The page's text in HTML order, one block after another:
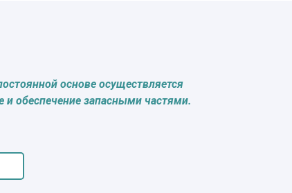
основе осуществляется
и обеспечение запасными частями.